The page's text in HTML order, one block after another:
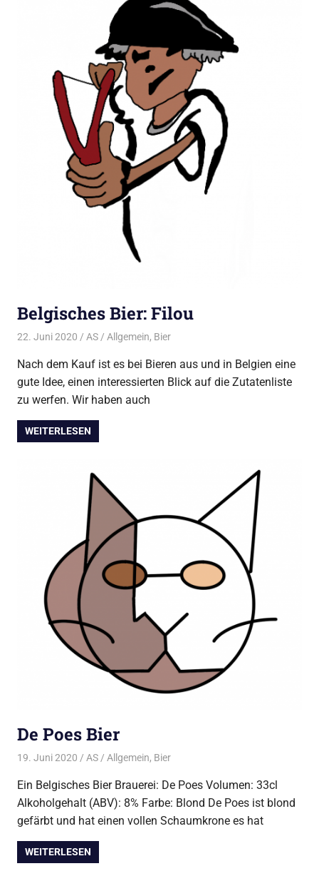
Belgisches Bier: Filou
22. Juni 2020 AS Allgemein, Bier
Nach dem Kauf ist es bei Bieren aus und in Belgien eine
gute Idee, einen interessierten Blick auf die Zutatenliste
zu werfen. Wir haben auch
WEITERLESEN
De Poes Bier
19. Juni 2020 AS Allgemein, Bier
Ein Belgisches Bier Brauerei: De Poes Volumen: 33cl
Alkoholgehalt (ABV): 8% Farbe: Blond De Poes ist blond
gefärbt und hat einen vollen Schaumkrone es hat
WEITERLESEN